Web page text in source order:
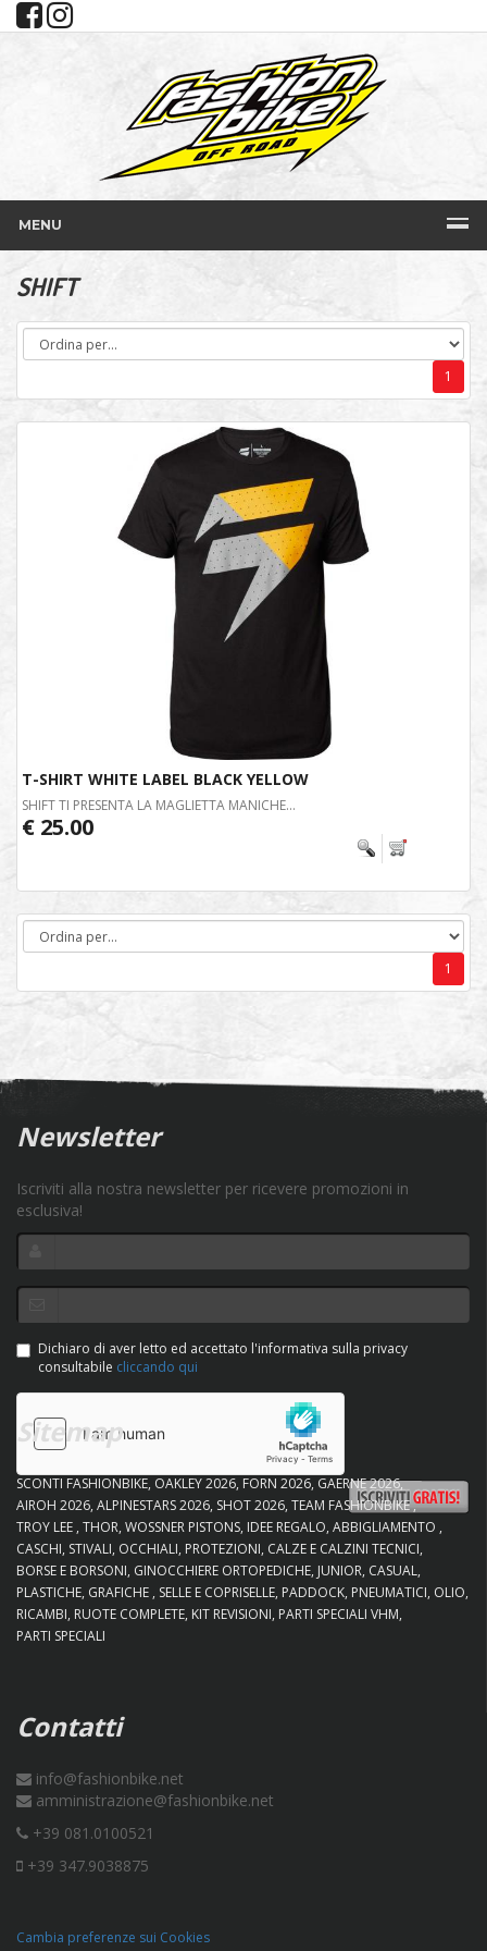
MENU
SHIFT
1
T-SHIRT WHITE LABEL BLACK YELLOW
SHIFT TI PRESENTA LA MAGLIETTA MANICHE...
€ 25.00
1
Newsletter
Iscriviti alla nostra newsletter per ricevere promozioni in
esclusiva!
Dichiaro di aver letto ed accettato l'informativa sulla privacy
consultabile cliccando qui
Sitemap
SCONTI FASHIONBIKE OAKLEY 2026 FORN 2026 GAERNE 2026
AIROH 2026 ALPINESTARS 2026 SHOT 2026 TEAM FASHIONBIKE
TROY LEE THOR WOSSNER PISTONS IDEE REGALO ABBIGLIAMENTO
CASCHI STIVALI OCCHIALI PROTEZIONI CALZE E CALZINI TECNICI
BORSE E BORSONI GINOCCHIERE ORTOPEDICHE JUNIOR CASUAL
PLASTICHE GRAFICHE SELLE E COPRISELLE PADDOCK PNEUMATICI OLIO
RICAMBI RUOTE COMPLETE KIT REVISIONI PARTI SPECIALI VHM
PARTI SPECIALI
Contatti
info@fashionbike.net
amministrazione@fashionbike.net
+39 081.0100521
+39 347.9038875
Cambia preferenze sui Cookies